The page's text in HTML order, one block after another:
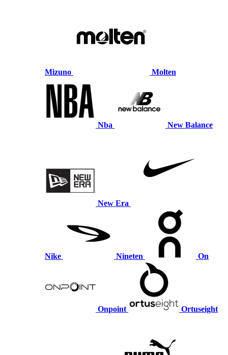
Mizuno Molten
Nba New Balance
New Era
Nike Nineten On
Onpoint Ortuseight